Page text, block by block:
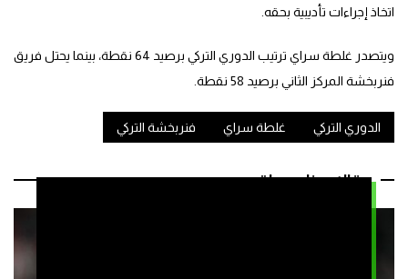
اتخاذ إجراءات تأديبية بحقه.
ويتصدر غلطة سراي ترتيب الدوري التركي برصيد 64 نقطة، بينما يحتل فريق
فنربخشة المركز الثاني برصيد 58 نقطة.
الدوري التركي غلطة سراي فنربخشة التركي
مقالات ذات صلة